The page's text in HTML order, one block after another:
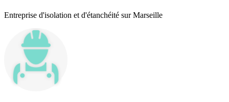
Entreprise d'isolation et d'étanchéité sur Marseille